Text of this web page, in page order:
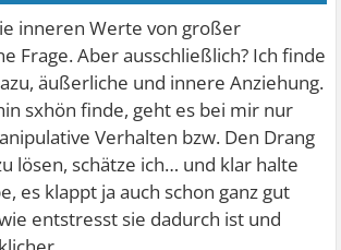
inneren Werte von großer
Frage. Aber ausschließlich? Ich finde
äußerliche und innere Anziehung.
sxhön finde, geht es bei mir nur
Verhalten bzw. Den Drang
lösen, schätze ich… und klar halte
es klappt ja auch schon ganz gut
entstresst sie dadurch ist und